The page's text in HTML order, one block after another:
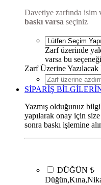
Davetiye zarfında isim
baskı varsa seçiniz
Zarf üzerinde
varsa bu
Zarf Üzerine
SİPARİŞ
Yazmış olduğunuz
yapılarak onay için
sonra baskı işlemine
DÜĞÜN ₺